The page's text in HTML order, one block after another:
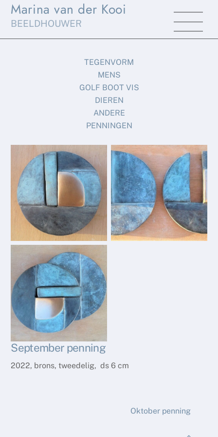
SkipMarina van der Kooi
BEELDHOUWER
TEGENVORM
MENS
GOLF BOOT VIS
DIEREN
ANDERE
PENNINGEN
September penning
2022, brons, tweedelig, ds 6 cm
Oktober penning